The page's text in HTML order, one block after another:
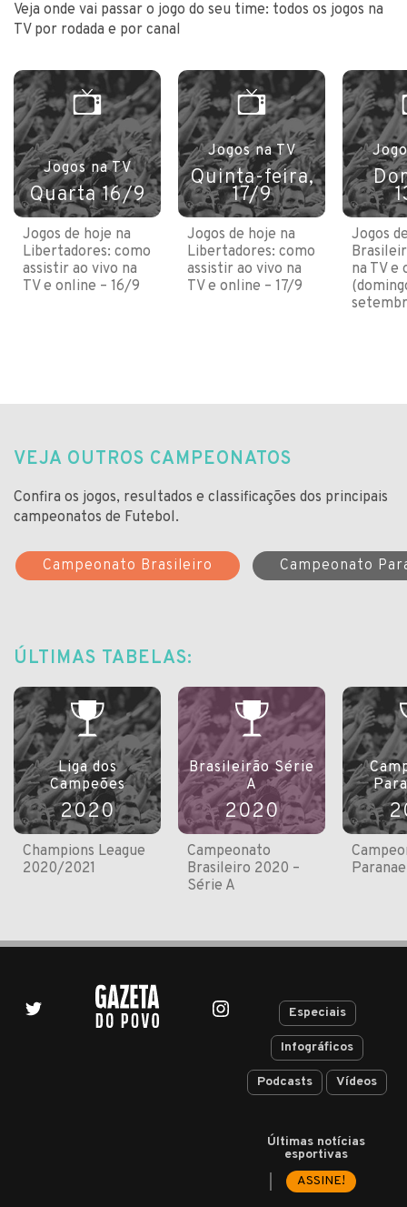
Veja onde vai passar o jogo do seu time: todos os jogos na
TV por rodada e por canal
Jogos na TV
Quarta 16/9
Jogos de hoje na
Libertadores: como
assistir ao vivo na
TV e online – 16/9
Jogos na TV
Quinta-feira,
17/9
Jogos de hoje na
Libertadores: como
assistir ao vivo na
TV e online – 17/9
Jogos
na TV e
VEJA OUTROS CAMPEONATOS
Confira os jogos, resultados e classificações dos principais
campeonatos de Futebol.
Campeonato Brasileiro Campeonato
ÚLTIMAS TABELAS:
Liga dos
Campeões
2020
Champions League
2020/2021
Brasileirão Série
A
2020
Campeonato
Brasileiro 2020 –
Série A
Especiais
Infográficos
Podcasts Vídeos
Últimas notícias
esportivas
ASSINE!